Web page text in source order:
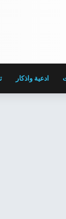
ادعية واذكار